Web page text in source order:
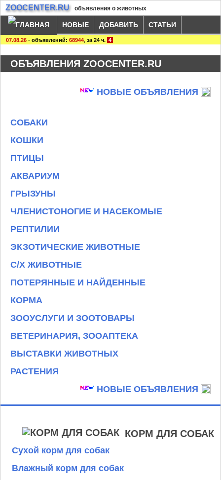
ZOOCENTER.RU объявления о животных
НОВЫЕ ДОБАВИТЬ СТАТЬИ
07.08.26 - объявлений: 68944 за 24 ч. 4
ОБЪЯВЛЕНИЯ ZOOCENTER.RU
НОВЫЕ ОБЪЯВЛЕНИЯ
СОБАКИ
КОШКИ
ПТИЦЫ
АКВАРИУМ
ГРЫЗУНЫ
ЧЛЕНИСТОНОГИЕ И НАСЕКОМЫЕ
РЕПТИЛИИ
ЭКЗОТИЧЕСКИЕ ЖИВОТНЫЕ
С/Х ЖИВОТНЫЕ
ПОТЕРЯННЫЕ И НАЙДЕННЫЕ
КОРМА
ЗООУСЛУГИ И ЗООТОВАРЫ
ВЕТЕРИНАРИЯ, ЗООАПТЕКА
ВЫСТАВКИ ЖИВОТНЫХ
РАСТЕНИЯ
НОВЫЕ ОБЪЯВЛЕНИЯ
КОРМ ДЛЯ СОБАК
Сухой корм для собак
Влажный корм для собак